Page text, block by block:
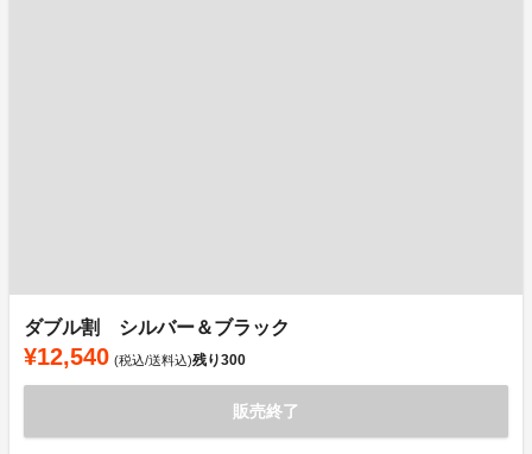
ダブル割 シルバー＆ブラック
¥12,540 (税込/送料込)残り300
販売終了